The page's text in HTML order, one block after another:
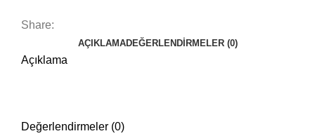
Share:
AÇIKLAMADEĞERLENDIRMELER (0)
Açıklama
Değerlendirmeler (0)